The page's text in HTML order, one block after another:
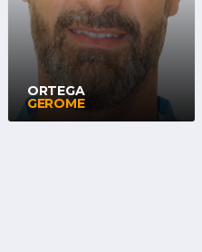
ORTEGA
GEROME